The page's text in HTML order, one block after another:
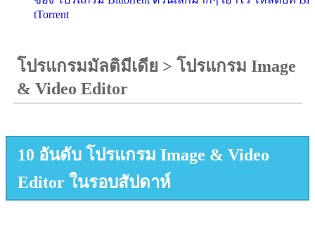
tTorrent
โปรแกรมมัลติมีเดีย > โปรแกรม Image
& Video Editor
10 อันดับ โปรแกรม Image & Video
Editor ในรอบสัปดาห์